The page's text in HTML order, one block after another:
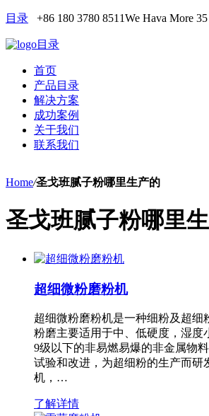
目录 +86 180 3780 8511We Hava More
目录
首页
产品目录
解决方案
成功案例
关于我们
联系我们
Home/圣戈班腻子粉哪里生产的
圣戈班腻子粉哪里
超细微粉磨粉机
超细微粉磨粉机是一种细粉及超细
粉磨主要适用于中、低硬度，湿度
9级以下的非易燃易爆的非金属物
试验和改进，为超细粉的生产而研
机，…
了解详情